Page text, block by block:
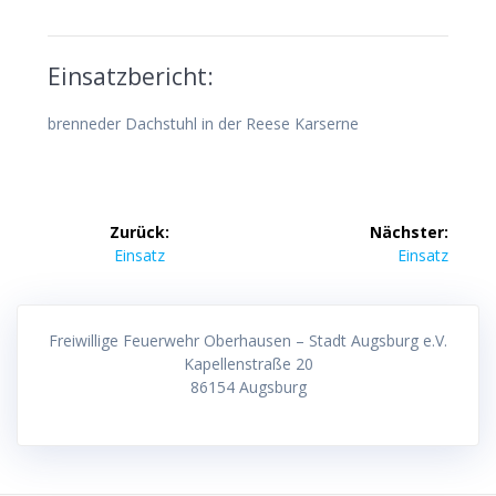
Einsatzbericht:
brenneder Dachstuhl in der Reese Karserne
Beitragsnavigation
Zurück:
Vorheriger
Einsatz
Nächster:
Nächster
Einsatz
Freiwillige Feuerwehr Oberhausen – Stadt Augsburg e.V.
Kapellenstraße 20
86154 Augsburg